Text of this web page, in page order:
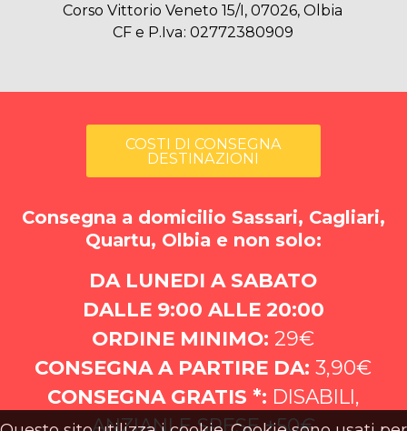
Corso Vittorio Veneto 15/I, 07026, Olbia
CF e P.Iva: 02772380909
COSTI DI CONSEGNA
DESTINAZIONI
Consegna a domicilio Sassari, Cagliari,
Quartu, Olbia e non solo:
DA LUNEDI A SABATO
DALLE 9:00 ALLE 20:00
ORDINE MINIMO: 29€
CONSEGNA A PARTIRE DA: 3,90€
CONSEGNA GRATIS *: DISABILI,
ANZIANI E SPESE +50€